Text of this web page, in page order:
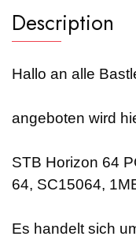
Description
Hallo an alle
angeboten wird
STB Horizon 64
64, SC15064,
Es handelt sich